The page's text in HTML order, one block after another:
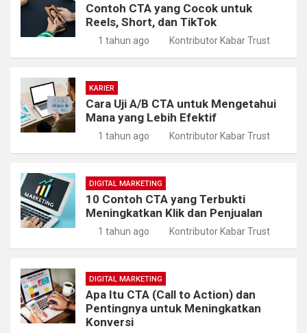
Contoh CTA yang Cocok untuk
Reels, Short, dan TikTok
1 tahun ago Kontributor Kabar Trust
KARIER
Cara Uji A/B CTA untuk Mengetahui
Mana yang Lebih Efektif
1 tahun ago Kontributor Kabar Trust
DIGITAL MARKETING
10 Contoh CTA yang Terbukti
Meningkatkan Klik dan Penjualan
1 tahun ago Kontributor Kabar Trust
DIGITAL MARKETING
Apa Itu CTA (Call to Action) dan
Pentingnya untuk Meningkatkan
Konversi